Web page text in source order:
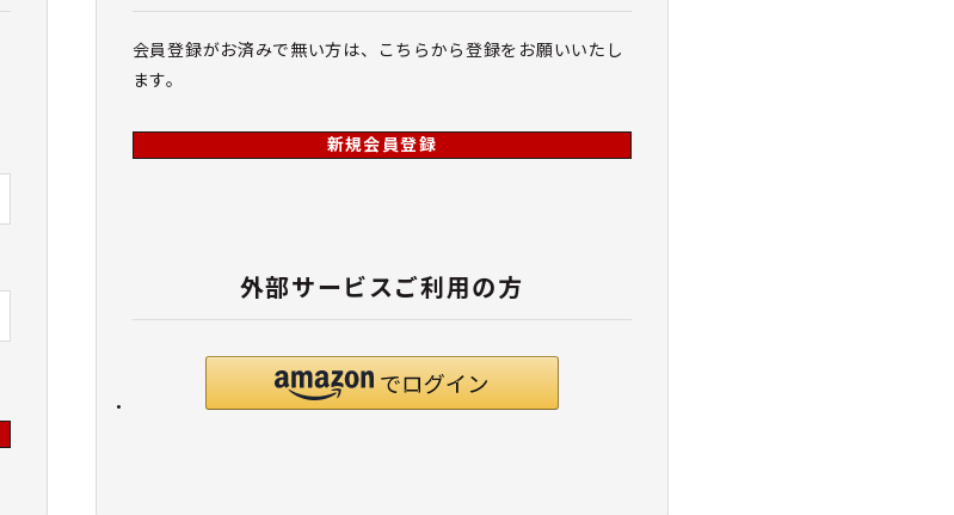
会員登録がお済みで無い方は、こちらから登録をお願いいたし
ます。
新規会員登録
外部サービスご利用の方